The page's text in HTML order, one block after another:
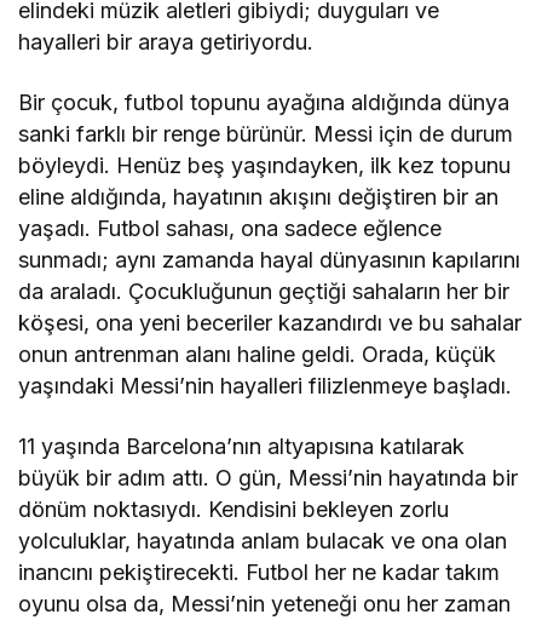
elindeki müzik aletleri gibiydi; duyguları ve
hayalleri bir araya getiriyordu.
Bir çocuk, futbol topunu ayağına aldığında dünya
sanki farklı bir renge bürünür. Messi için de durum
böyleydi. Henüz beş yaşındayken, ilk kez topunu
eline aldığında, hayatının akışını değiştiren bir an
yaşadı. Futbol sahası, ona sadece eğlence
sunmadı; aynı zamanda hayal dünyasının kapılarını
da araladı. Çocukluğunun geçtiği sahaların her bir
köşesi, ona yeni beceriler kazandırdı ve bu sahalar
onun antrenman alanı haline geldi. Orada, küçük
yaşındaki Messi’nin hayalleri filizlenmeye başladı.
11 yaşında Barcelona’nın altyapısına katılarak
büyük bir adım attı. O gün, Messi’nin hayatında bir
dönüm noktasıydı. Kendisini bekleyen zorlu
yolculuklar, hayatında anlam bulacak ve ona olan
inancını pekiştirecekti. Futbol her ne kadar takım
oyunu olsa da, Messi’nin yeteneği onu her zaman